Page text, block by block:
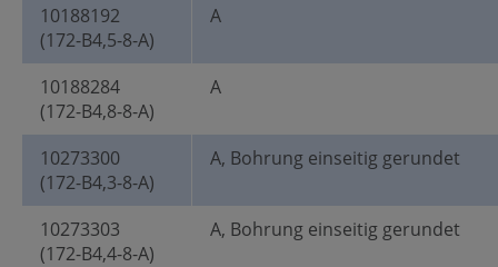
10188192
(172-B4,5-8-A)
A
10188284
(172-B4,8-8-A)
A
10273300
(172-B4,3-8-A)
A, Bohrung einseitig gerundet
10273303
(172-B4,4-8-A)
A, Bohrung einseitig gerundet